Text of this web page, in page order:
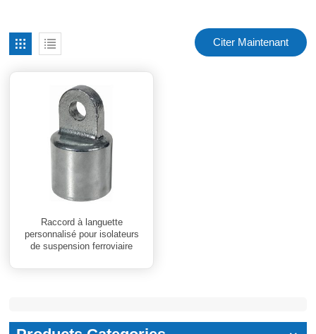
Citer Maintenant
Raccord à languette
personnalisé pour isolateurs
de suspension ferroviaire